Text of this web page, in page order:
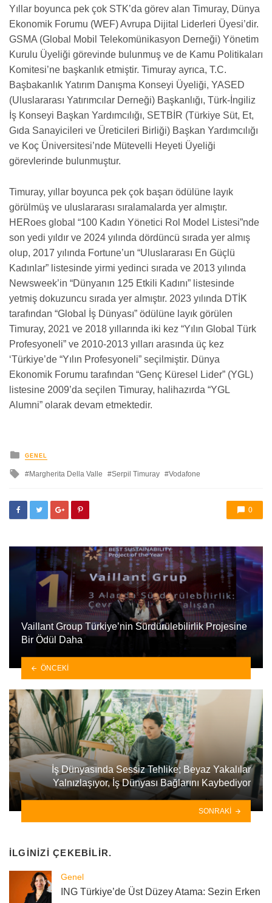
Yıllar boyunca pek çok STK’da görev alan Timuray, Dünya
Ekonomik Forumu (WEF) Avrupa Dijital Liderleri Üyesi’dir.
GSMA (Global Mobil Telekomünikasyon Derneği) Yönetim
Kurulu Üyeliği görevinde bulunmuş ve de Kamu Politikaları
Komitesi’ne başkanlık etmiştir. Timuray ayrıca, T.C.
Başbakanlık Yatırım Danışma Konseyi Üyeliği, YASED
(Uluslararası Yatırımcılar Derneği) Başkanlığı, Türk-İngiliz
İş Konseyi Başkan Yardımcılığı, SETBİR (Türkiye Süt, Et,
Gıda Sanayicileri ve Üreticileri Birliği) Başkan Yardımcılığı
ve Koç Üniversitesi’nde Mütevelli Heyeti Üyeliği
görevlerinde bulunmuştur.
Timuray, yıllar boyunca pek çok başarı ödülüne layık
görülmüş ve uluslararası sıralamalarda yer almıştır.
HERoes global “100 Kadın Yönetici Rol Model Listesi”nde
son yedi yıldır ve 2024 yılında dördüncü sırada yer almış
olup, 2017 yılında Fortune’un “Uluslararası En Güçlü
Kadınlar” listesinde yirmi yedinci sırada ve 2013 yılında
Newsweek’in “Dünyanın 125 Etkili Kadını” listesinde
yetmiş dokuzuncu sırada yer almıştır. 2023 yılında DTİK
tarafından “Global İş Dünyası” ödülüne layık görülen
Timuray, 2021 ve 2018 yıllarında iki kez “Yılın Global Türk
Profesyoneli” ve 2010-2013 yılları arasında üç kez
‘Türkiye’de “Yılın Profesyoneli” seçilmiştir. Dünya
Ekonomik Forumu tarafından “Genç Küresel Lider” (YGL)
listesine 2009’da seçilen Timuray, halihazırda “YGL
Alumni” olarak devam etmektedir.
yayınlanan
GENEL
ileMargherita Della Valle Serpil Timuray Vodafone
0
Vaillant Group Türkiye’nin Sürdürülebilirlik Projesine
Bir Ödül Daha
ÖNCEKI
İş Dünyasında Sessiz Tehlike; Beyaz Yakalılar
Yalnızlaşıyor, İş Dünyası Bağlarını Kaybediyor
SONRAKI
İLGINIZI ÇEKEBILIR.
Genel
ING Türkiye’de Üst Düzey Atama: Sezin Erken